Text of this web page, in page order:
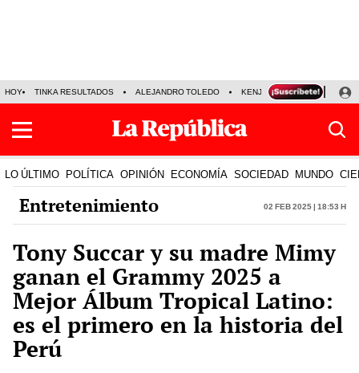
HOY TINKA RESULTADOS ALEJANDRO TOLEDO KENJI FUJIMORI
LO ÚLTIMO POLÍTICA OPINIÓN ECONOMÍA SOCIEDAD MUNDO
Entretenimiento 02 Feb 2025 | 18:53 h
Tony Succar y su madre Mimy
ganan el Grammy 2025 a
Mejor Álbum Tropical Latino:
es el primero en la historia del
Perú